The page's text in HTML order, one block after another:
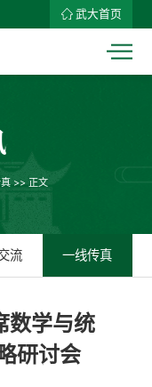
武大首页
>> 正文
流 一线传真
数学与统
研讨会